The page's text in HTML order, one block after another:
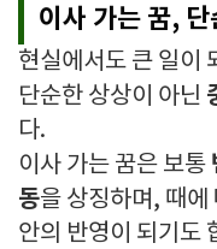
이사 가는 꿈,
현실에서도 큰 일이
단순한 상상이 아닌
다.
이사 가는 꿈은 보통
동을 상징하며, 때에
안의 반영이 되기도